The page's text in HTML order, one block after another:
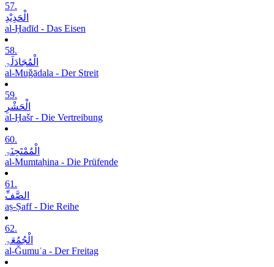
57.
الْحَدِیْدِ
al-Ḥadīd - Das Eisen
58.
الْمُجَادَلَۃِ
al-Muǧādala - Der Streit
59.
الْحَشْرِ
al-Ḥašr - Die Vertreibung
60.
الْمُمْتَحِنَۃِ
al-Mumtaḥina - Die Prüfende
61.
الصَّفِّ
aṣ-Ṣaff - Die Reihe
62.
الْجُمُعَۃِ
al-Ǧumuʿa - Der Freitag